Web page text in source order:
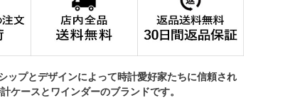
ップとデザインによって時計愛好家たちに信頼され
ケースとワインダーのブランドです。